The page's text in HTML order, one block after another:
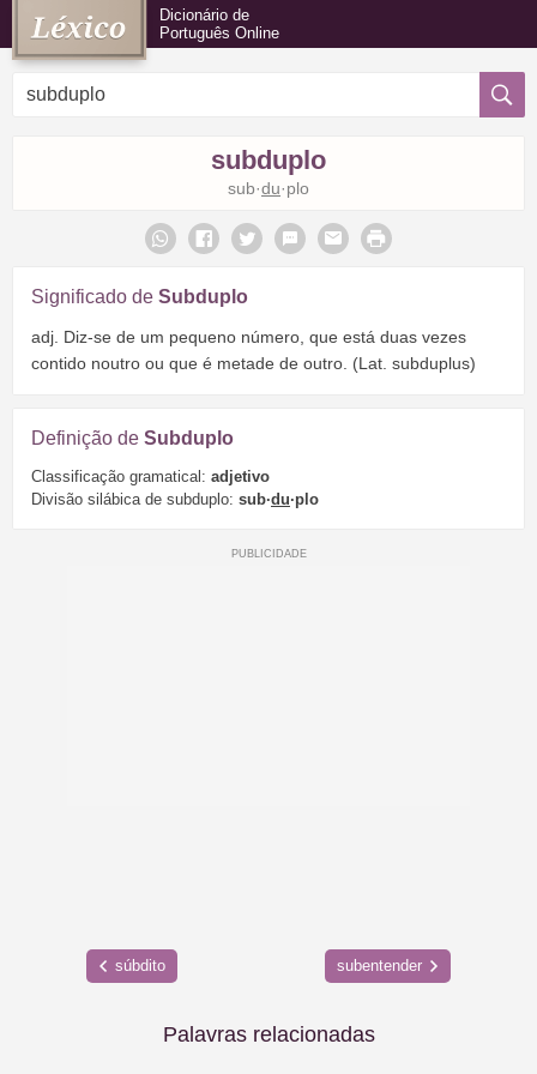
Dicionário de
Português Online
subduplo
sub·du·plo
Significado de Subduplo
adj. Diz-se de um pequeno número, que está duas vezes
contido noutro ou que é metade de outro. (Lat. subduplus)
Definição de Subduplo
Classificação gramatical: adjetivo
Divisão silábica de subduplo: sub·du·plo
súbdito subentender
Palavras relacionadas